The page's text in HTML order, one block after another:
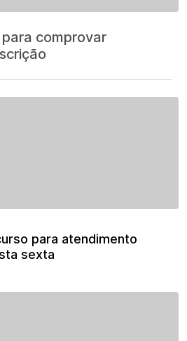
comprovar
para atendimento
sexta